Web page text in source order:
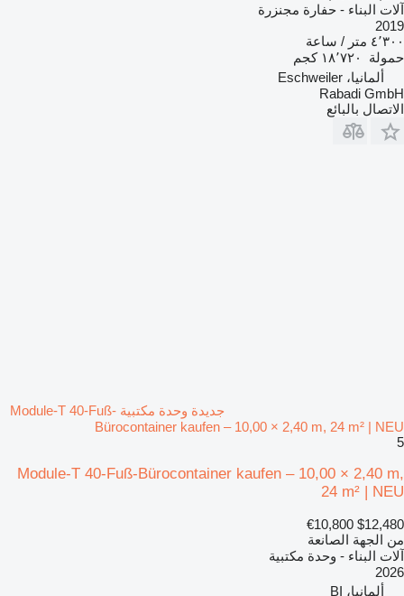
آلات البناء - حفارة مجنزرة
2019
٤٬٣٠٠ متر / ساعة
حمولة
١٨٬٧٢٠ كجم
ألمانيا، Eschweiler
Rabadi GmbH
الاتصال بالبائع
جديدة وحدة مكتبية Module-T 40-Fuß-
Bürocontainer kaufen – 10,00 × 2,40 m, 24 m² | NEU
5
Module-T 40-Fuß-Bürocontainer kaufen – 10,00 × 2,40 m,
24 m² | NEU
$12,480
€10,800
من الجهة الصانعة
آلات البناء - وحدة مكتبية
2026
ألمانيا، BI